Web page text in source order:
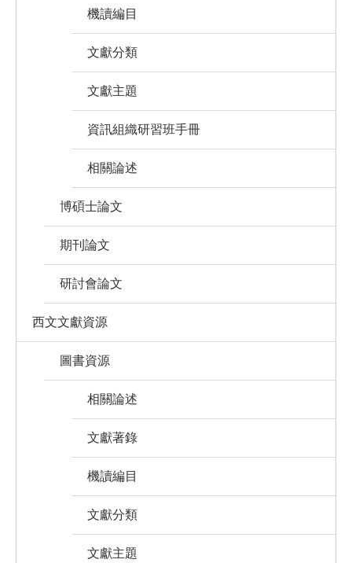
機讀編目
文獻分類
文獻主題
資訊組織研習班手冊
相關論述
博碩士論文
期刊論文
研討會論文
西文文獻資源
圖書資源
相關論述
文獻著錄
機讀編目
文獻分類
文獻主題